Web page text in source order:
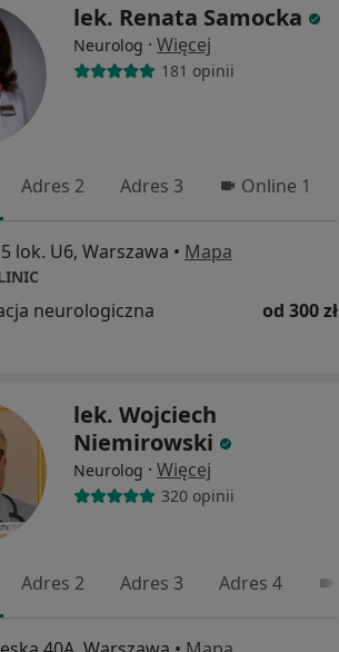
lek. Renata Samocka
Neurolog · Więcej
181 opinii
Adres 2 Adres 3 Online 1
lok. U6, Warszawa • Mapa
neurologiczna od 300 zł
lek. Wojciech
Niemirowski
Neurolog · Więcej
320 opinii
Adres 2 Adres 3 Adres 4